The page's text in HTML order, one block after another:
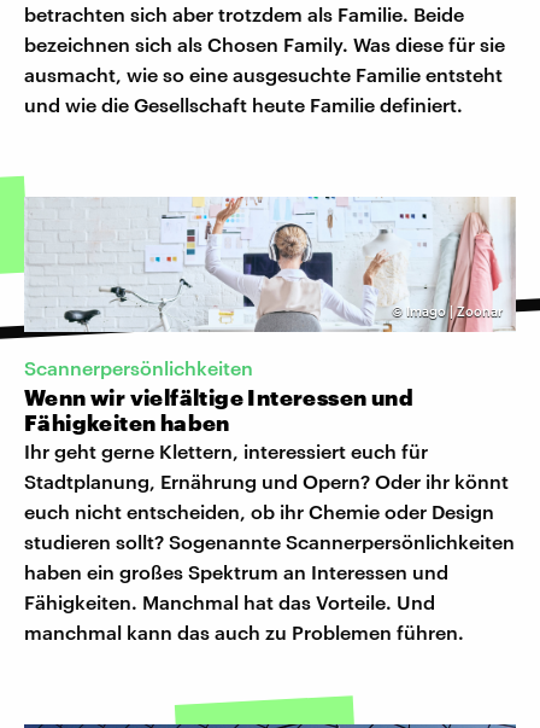
betrachten sich aber trotzdem als Familie. Beide
bezeichnen sich als Chosen Family. Was diese für sie
ausmacht, wie so eine ausgesuchte Familie entsteht
und wie die Gesellschaft heute Familie definiert.
© Imago | Zoonar
Scannerpersönlichkeiten
Wenn wir vielfältige Interessen und
Fähigkeiten haben
Ihr geht gerne Klettern, interessiert euch für
Stadtplanung, Ernährung und Opern? Oder ihr könnt
euch nicht entscheiden, ob ihr Chemie oder Design
studieren sollt? Sogenannte Scannerpersönlichkeiten
haben ein großes Spektrum an Interessen und
Fähigkeiten. Manchmal hat das Vorteile. Und
manchmal kann das auch zu Problemen führen.